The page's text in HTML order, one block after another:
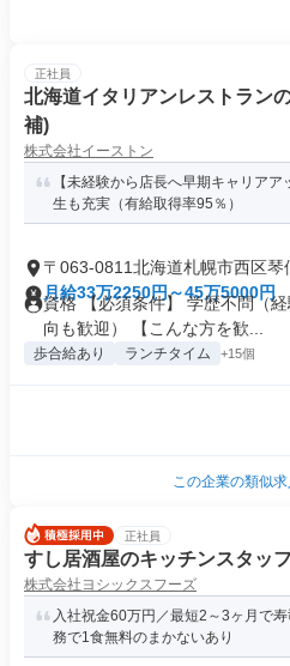
正社員
北海道イタリアンレストラン
補)
株式会社イーストン
【未経験から店長へ早期キャリア
生も充実（有給取得率95％）
〒063-0811北海道札幌市西区琴
月給33万2250円～45万5000円
資格 【必須条件】 学歴不問（
向も歓迎） 【こんな方を歓...
歩合給あり ランチタイム +15個
この企業の類似
正社員
すし居酒屋のキッチンスタッフ
株式会社ヨシックスフーズ
入社祝金60万円／最短2～3ヶ月で
務で1食無料のまかないあり